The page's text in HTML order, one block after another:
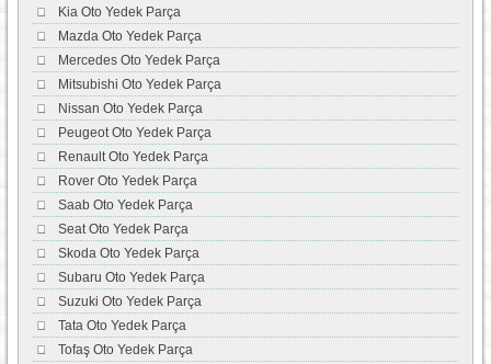
Kia Oto Yedek Parça
Mazda Oto Yedek Parça
Mercedes Oto Yedek Parça
Mitsubishi Oto Yedek Parça
Nissan Oto Yedek Parça
Peugeot Oto Yedek Parça
Renault Oto Yedek Parça
Rover Oto Yedek Parça
Saab Oto Yedek Parça
Seat Oto Yedek Parça
Skoda Oto Yedek Parça
Subaru Oto Yedek Parça
Suzuki Oto Yedek Parça
Tata Oto Yedek Parça
Tofaş Oto Yedek Parça